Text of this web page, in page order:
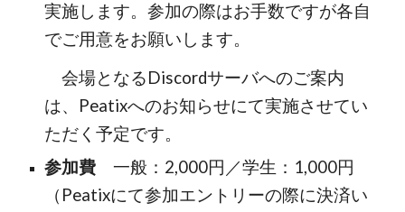
実施します。参加の際はお手数ですが各自
でご用意をお願いします。
会場となるDiscordサーバへのご案内
は、Peatixへのお知らせにて実施させてい
ただく予定です。
参加費 一般：2,000円／学生：1,000円
（Peatixにて参加エントリーの際に決済い